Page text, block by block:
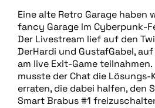
Eine alte Retro Garage haben
fancy Garage im Cyberpunk-
Der Livestream lief auf den
DerHardi und GustafGabel,
am live Exit-Game
musste der Chat die
erraten, die dabei halfen, den
Smart Brabus #1